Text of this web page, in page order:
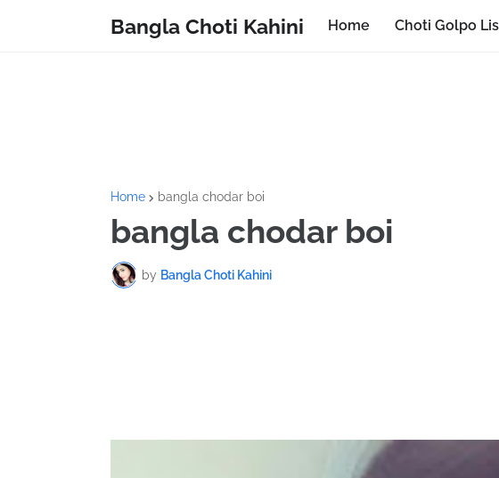
Bangla Choti Kahini Home Choti Golpo
Home bangla chodar boi
bangla chodar boi
by Bangla Choti Kahini